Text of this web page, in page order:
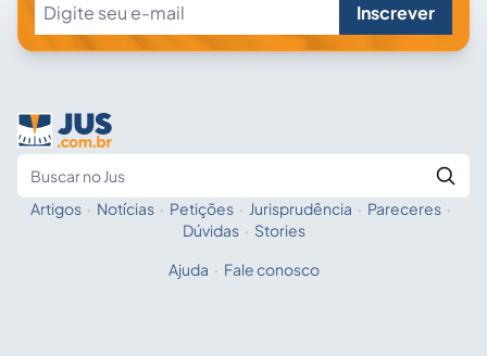
Inscrever
Fale com a IA
Artigos · Notícias · Petições · Jurisprudência · Pareceres ·
Dúvidas · Stories
Ajuda · Fale conosco